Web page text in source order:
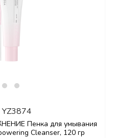
YZ3874
Пенка для умывания
Cleanser, 120 гр